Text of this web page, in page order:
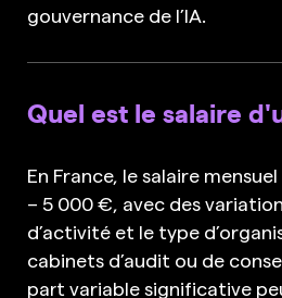
gouvernance de l’IA.
Quel est le salaire
En France, le salaire
– 5 000 €, avec des
d’activité et le type
cabinets d’audit ou de
part variable significative